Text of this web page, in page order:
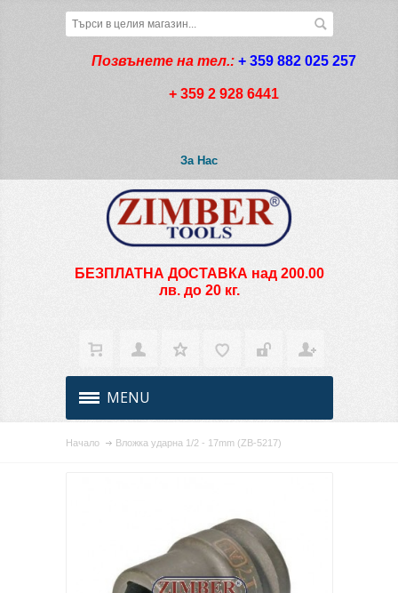
Позвънете на тел.: + 359 882 025 257
+ 359 2 928 6441
За Нас
БЕЗПЛАТНА ДОСТАВКА над 200.00
лв. до 20 кг.
MENU
Начало Вложка ударна 1/2 - 17mm (ZB-5217)